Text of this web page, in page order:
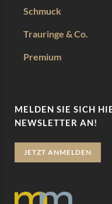
Schmuck
Trauringe & Co.
Premium
MELDEN SIE SICH
NEWSLETTER AN!
JETZT ANMELDEN